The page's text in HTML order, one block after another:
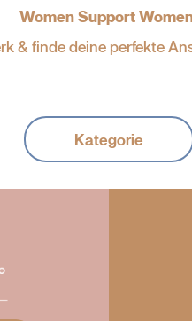
Women Support
& finde deine perfekte
Kategorie